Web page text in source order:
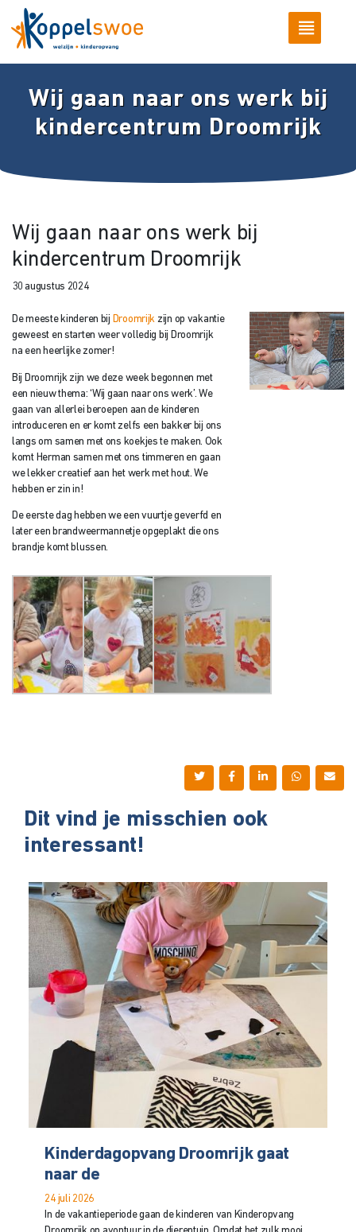
Wij gaan naar ons werk bij
kindercentrum Droomrijk
Wij gaan naar ons werk bij
kindercentrum Droomrijk
30 augustus 2024
De meeste kinderen bij Droomrijk zijn op vakantie
geweest en starten weer volledig bij Droomrijk
na een heerlijke zomer!
Bij Droomrijk zijn we deze week begonnen met
een nieuw thema: ‘Wij gaan naar ons werk’. We
gaan van allerlei beroepen aan de kinderen
introduceren en er komt zelfs een bakker bij ons
langs om samen met ons koekjes te maken. Ook
komt Herman samen met ons timmeren en gaan
we lekker creatief aan het werk met hout. We
hebben er zin in!
De eerste dag hebben we een vuurtje geverfd en
later een brandweermannetje opgeplakt die ons
brandje komt blussen.
Dit vind je misschien ook
interessant!
Kinderdagopvang Droomrijk gaat
naar de
24 juli 2026
In de vakantieperiode gaan de kinderen van Kinderopvang